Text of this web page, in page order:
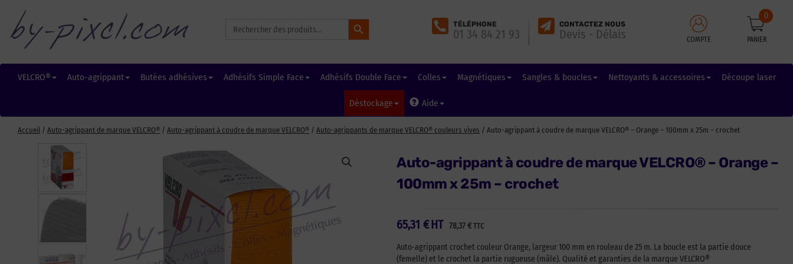
for:
Search Button
TÉLÉPHONE
01 34 84 21 93
CONTACTEZ NOUS
Devis - Délais COMPTE PANIER
0
VELCRO® Auto-agrippant Butées adhésives Adhésifs Simple Face Adhésifs Double Face Colles Magnétiques Sangles & boucles Nettoyants & accessoires Découpe laser
Déstockage Aide
Accueil / Auto-agrippant de marque VELCRO® / Auto-agrippant à coudre de marque VELCRO® / Auto-agrippants de marque VELCRO® couleurs vives / Auto-agrippant à coudre de marque VELCRO® – Orange – 100mm x 25m – crochet
Auto-agrippant à coudre de marque VELCRO® – Orange –
100mm x 25m – crochet
65,31 € 78,37€ TTC
HT
Auto-agrippant crochet couleur Orange, largeur 100 mm en rouleau de 25 m. La boucle est la partie douce
(femelle) et le crochet la partie rugueuse (mâle). Qualité et garanties de la marque VELCRO®